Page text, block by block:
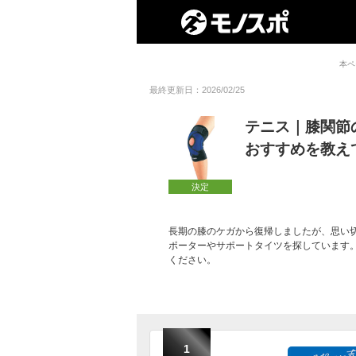
本
最終更新日：2026/02/25
決定
テニス｜膝関
おすすめを教え
長期の膝のケガから復帰しましたが、思い
ポーターやサポートタイツを探しています
ください。
1